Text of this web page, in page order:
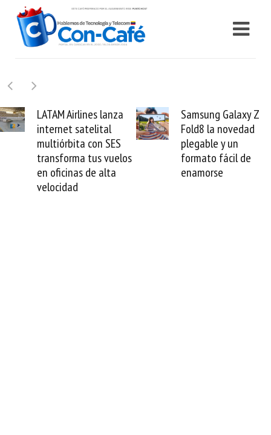
Samsung Galaxy Z
Fold8 la novedad
plegable y un
formato fácil de
enamorse
Cashea levanta 100
millones de dólares y
valida el crédito del
venezolano ante el
mundo